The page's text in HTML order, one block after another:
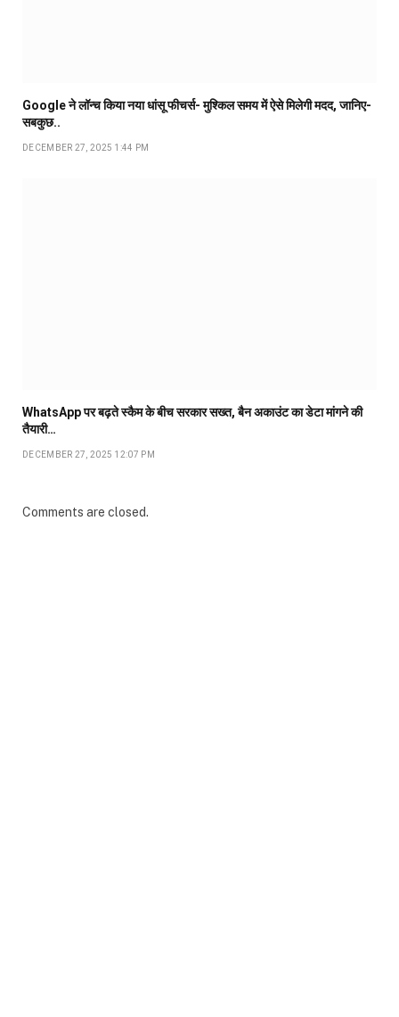
Google ने लॉन्च किया नया धांसू फीचर्स- मुश्किल समय में ऐसे मिलेगी मदद, जानिए-
सबकुछ..
DECEMBER 27, 2025 1:44 PM
WhatsApp पर बढ़ते स्कैम के बीच सरकार सख्त, बैन अकाउंट का डेटा मांगने की
तैयारी…
DECEMBER 27, 2025 12:07 PM
Comments are closed.